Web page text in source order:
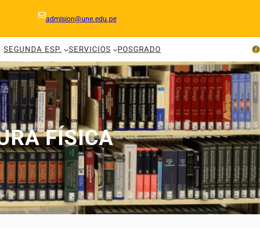
admision@une.edu.pe
SEGUNDA ESP. SERVICIOS POSGRADO Facebook
FÍSICA